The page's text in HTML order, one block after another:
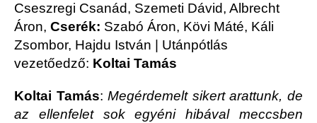
Cseszregi Csanád, Szemeti Dávid, Albrecht
Áron, Cserék: Szabó Áron, Kövi Máté, Káli
Zsombor, Hajdu István | Utánpótlás
vezetőedző: Koltai Tamás
Koltai Tamás:Megérdemelt sikert arattunk, de
az ellenfelet sok egyéni hibával meccsben